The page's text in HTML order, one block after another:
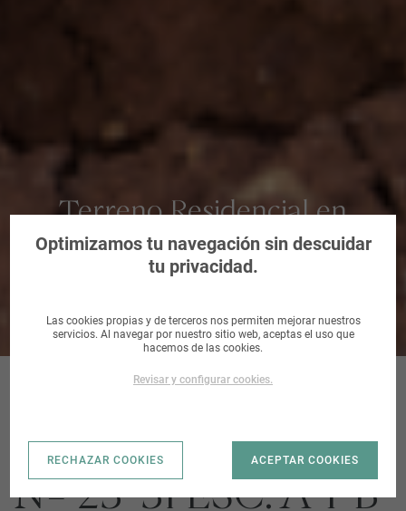
Terreno Residencial en
Galera, La, Tarragona
EN C/ CATALUÑA
Nº 23-31 ESC. A Y B
Optimizamos tu navegación sin descuidar
tu privacidad.
Las cookies propias y de terceros nos permiten mejorar nuestros
servicios. Al navegar por nuestro sitio web, aceptas el uso que
hacemos de las cookies.
Revisar y configurar cookies.
RECHAZAR COOKIES ACEPTAR COOKIES